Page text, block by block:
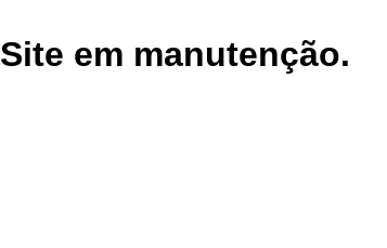
Site em manutenção.